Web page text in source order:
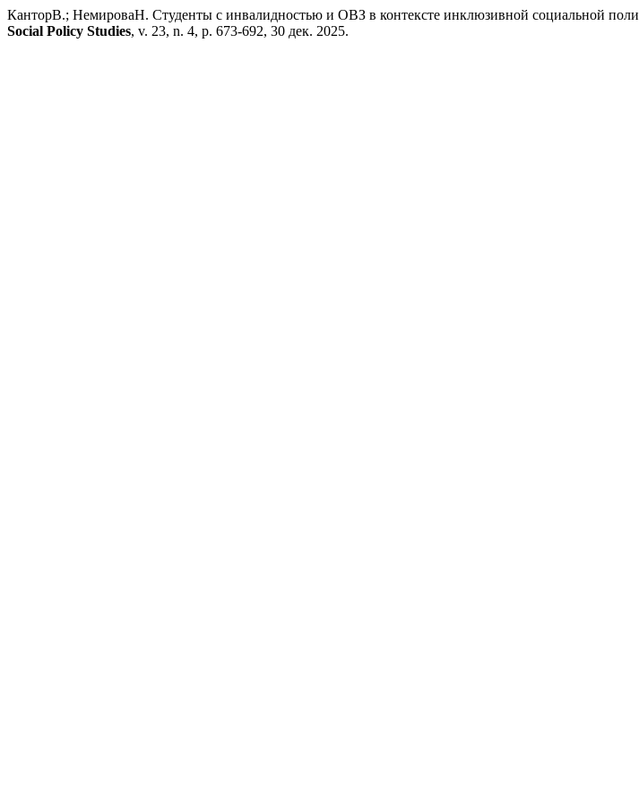
КанторВ.; НемироваН. Студенты с инвалидностью и ОВЗ в контексте инклюзивной социальной
Social Policy Studies, v. 23, n. 4, p. 673-692, 30 дек. 2025.